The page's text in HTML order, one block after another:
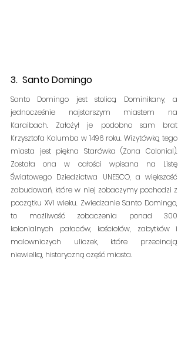
3.  Santo Domingo
Santo Domingo jest stolicą Dominikany, a
jednocześnie najstarszym miastem na
Karaibach. Założył je podobno sam brat
Krzysztofa Kolumba w 1496 roku. Wizytówką tego
miasta jest piękna Starówka (Zona Colonial).
Została ona w całości wpisana na Listę
Światowego Dziedzictwa UNESCO, a większość
zabudowań, które w niej zobaczymy pochodzi z
początku XVI wieku. Zwiedzanie Santo Domingo,
to możliwość zobaczenia ponad 300
kolonialnych pałaców, kościołów, zabytków i
malowniczych uliczek, które przecinają
niewielką, historyczną część miasta.